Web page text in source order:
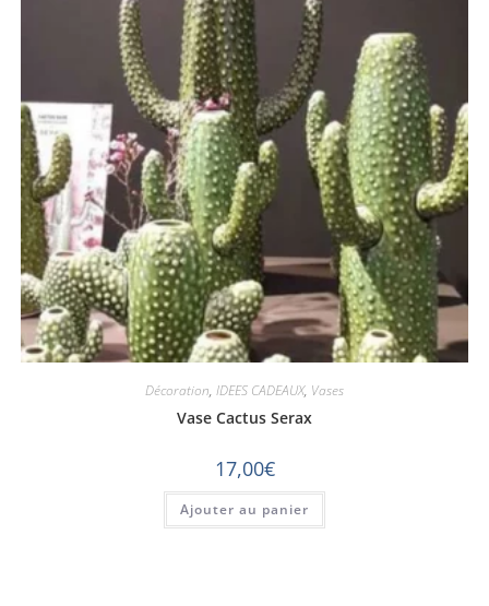
Décoration, IDEES CADEAUX, Vases
Vase Cactus Serax
17,00€
Ajouter au panier